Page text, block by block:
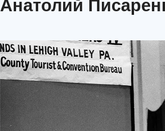
Анатолий